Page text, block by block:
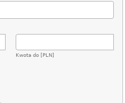
Kwota do [PLN]